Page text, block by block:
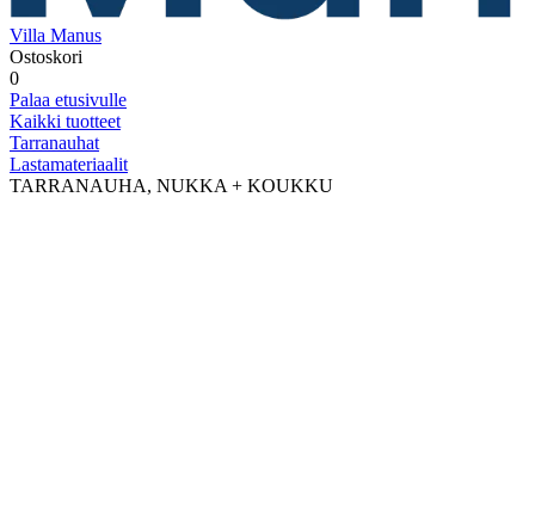
Villa Manus
Ostoskori
0
Palaa etusivulle
Kaikki tuotteet
Tarranauhat
Lastamateriaalit
TARRANAUHA, NUKKA + KOUKKU